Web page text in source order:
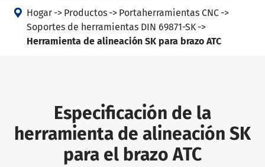
 Hogar Productos
Portaherramientas CNC
Soportes de herramientas DIN 69871-SK
Herramienta de alineación SK para brazo ATC
Especificación de la
herramienta de alineación SK
para el brazo ATC